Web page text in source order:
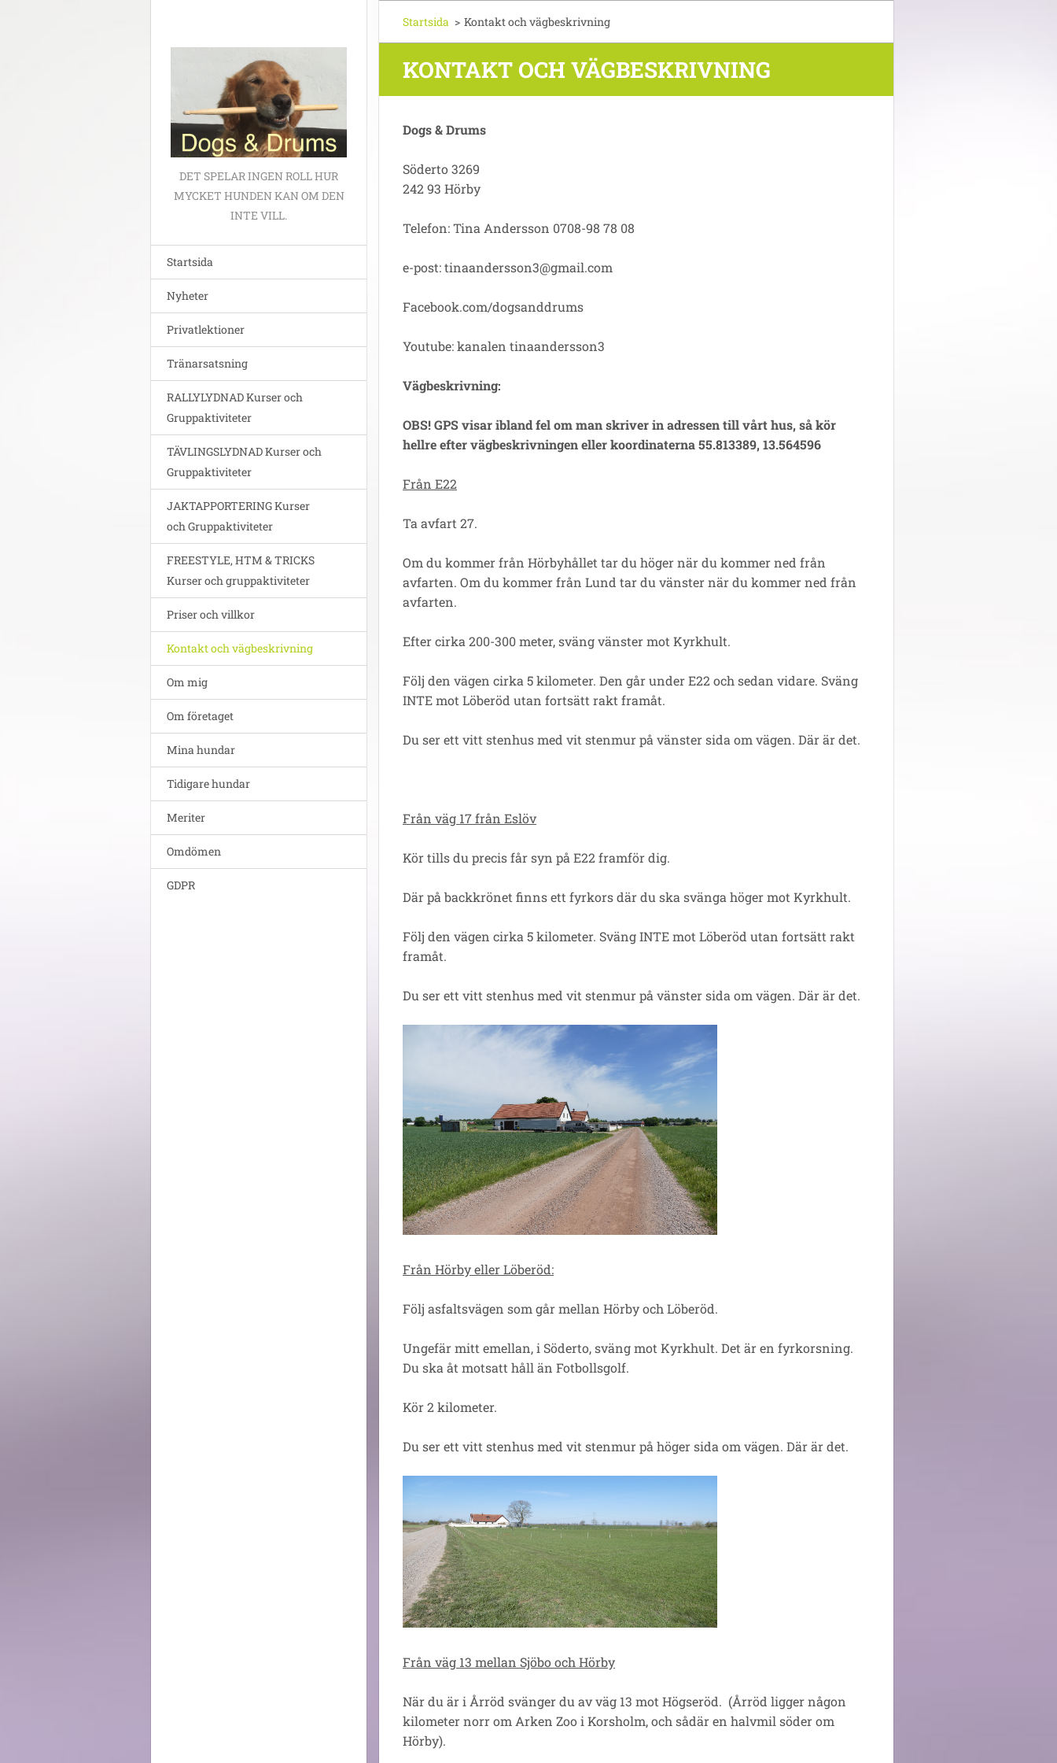
DET SPELAR INGEN ROLL HUR
MYCKET HUNDEN KAN OM DEN
INTE VILL.
Startsida
Nyheter
Privatlektioner
Tränarsatsning
RALLYLYDNAD Kurser och
Gruppaktiviteter
TÄVLINGSLYDNAD Kurser och
Gruppaktiviteter
JAKTAPPORTERING Kurser
och Gruppaktiviteter
FREESTYLE, HTM & TRICKS
Kurser och gruppaktiviteter
Priser och villkor
Kontakt och vägbeskrivning
Om mig
Om företaget
Mina hundar
Tidigare hundar
Meriter
Omdömen
GDPR
Startsida > Kontakt och vägbeskrivning
KONTAKT OCH VÄGBESKRIVNING
Dogs & Drums
Söderto 3269
242 93 Hörby
Telefon: Tina Andersson 0708-98 78 08
e-post: tinaandersson3@gmail.com
Facebook.com/dogsanddrums
Youtube: kanalen tinaandersson3
Vägbeskrivning:
OBS! GPS visar ibland fel om man skriver in adressen till vårt hus, så kör
hellre efter vägbeskrivningen eller koordinaterna 55.813389, 13.564596
Från E22
Ta avfart 27.
Om du kommer från Hörbyhållet tar du höger när du kommer ned från
avfarten. Om du kommer från Lund tar du vänster när du kommer ned från
avfarten.
Efter cirka 200-300 meter, sväng vänster mot Kyrkhult.
Följ den vägen cirka 5 kilometer. Den går under E22 och sedan vidare. Sväng
INTE mot Löberöd utan fortsätt rakt framåt.
Du ser ett vitt stenhus med vit stenmur på vänster sida om vägen. Där är det.
Från väg 17 från Eslöv
Kör tills du precis får syn på E22 framför dig.
Där på backkrönet finns ett fyrkors där du ska svänga höger mot Kyrkhult.
Följ den vägen cirka 5 kilometer. Sväng INTE mot Löberöd utan fortsätt rakt
framåt.
Du ser ett vitt stenhus med vit stenmur på vänster sida om vägen. Där är det.
Från Hörby eller Löberöd:
Följ asfaltsvägen som går mellan Hörby och Löberöd.
Ungefär mitt emellan, i Söderto, sväng mot Kyrkhult. Det är en fyrkorsning.
Du ska åt motsatt håll än Fotbollsgolf.
Kör 2 kilometer.
Du ser ett vitt stenhus med vit stenmur på höger sida om vägen. Där är det.
Från väg 13 mellan Sjöbo och Hörby
När du är i Årröd svänger du av väg 13 mot Högseröd. (Årröd ligger någon
kilometer norr om Arken Zoo i Korsholm, och sådär en halvmil söder om
Hörby).